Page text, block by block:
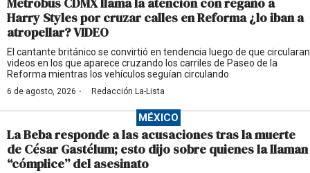
Harry Styles por cruzar calles en Reforma ¿lo iban a
atropellar? VIDEO
El cantante británico se convirtió en tendencia luego de que circularan
videos en los que aparece cruzando los carriles de Paseo de la
Reforma mientras los vehículos seguían circulando
6 de agosto, 2026 · Redacción La-Lista
MÉXICO
La Beba responde a las acusaciones tras la muerte
de César Gastélum; esto dijo sobre quienes la llaman
“cómplice” del asesinato